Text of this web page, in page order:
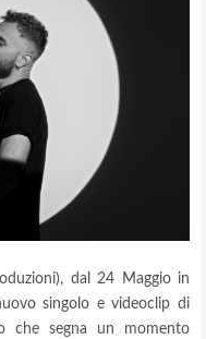
dal 24 Maggio in
singolo e videoclip di
che segna un momento